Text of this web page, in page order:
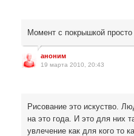
Момент с покрышкой
аноним
19 марта 2010, 20:43
Рисование это искуство.
на это года. И это для них
увлечение как для кого то